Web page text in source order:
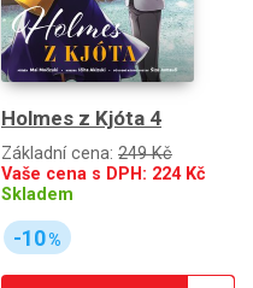
Holmes z Kjóta 4
Základní cena: 249 Kč
Vaše cena s DPH: 224Kč
Skladem
-10%